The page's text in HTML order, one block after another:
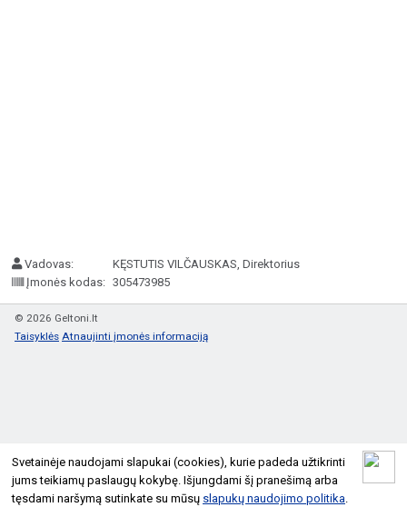
Svetainėje naudojami slapukai (cookies), kurie padeda užtikrinti
jums teikiamų paslaugų kokybę. Išjungdami šį pranešimą arba
tęsdami naršymą sutinkate su mūsų slapukų naudojimo politika
Vadovas:
KĘSTUTIS VILČAUSKAS, Direktorius
Įmonės kodas: 305473985
© 2026 Geltoni.lt
Taisyklės Atnaujinti įmonės informaciją